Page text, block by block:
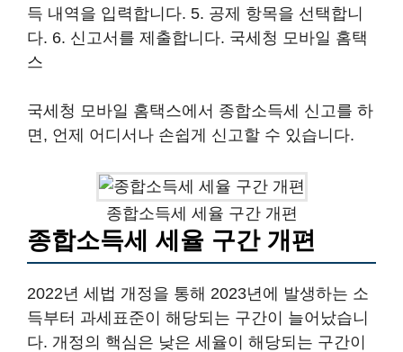
득 내역을 입력합니다. 5. 공제 항목을 선택합니
다. 6. 신고서를 제출합니다. 국세청 모바일 홈택
스
국세청 모바일 홈택스에서 종합소득세 신고를 하
면, 언제 어디서나 손쉽게 신고할 수 있습니다.
종합소득세 세율 구간 개편
종합소득세 세율 구간 개편
2022년 세법 개정을 통해 2023년에 발생하는 소
득부터 과세표준이 해당되는 구간이 늘어났습니
다. 개정의 핵심은 낮은 세율이 해당되는 구간이